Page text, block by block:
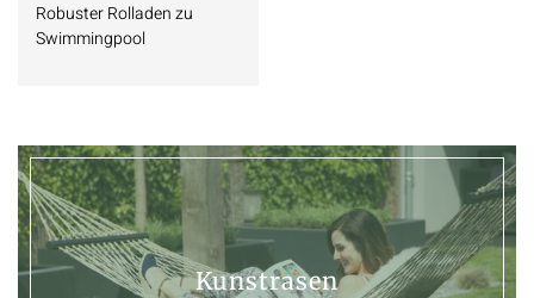
Robuster Rolladen zu
Swimmingpool
Kunstrasen